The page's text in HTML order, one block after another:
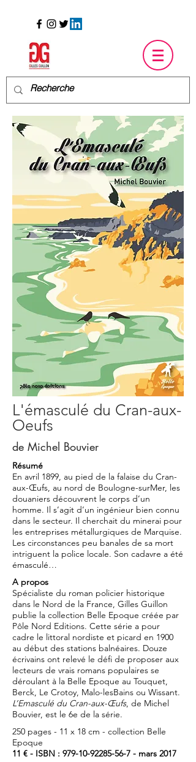
L'émasculé du Cran-aux-
Oeufs
de Michel Bouvier
Résumé
En avril 1899, au pied de la falaise du Cran-
aux-Œufs, au nord de Boulogne-surMer, les
douaniers découvrent le corps d’un
homme. Il s’agit d’un ingénieur bien connu
dans le secteur. Il cherchait du minerai pour
les entreprises métallurgiques de Marquise.
Les circonstances peu banales de sa mort
intriguent la police locale. Son cadavre a été
émasculé…
A propos
Spécialiste du roman policier historique
dans le Nord de la France, Gilles Guillon
publie la collection Belle Epoque créée par
Pôle Nord Editions. Cette série a pour
cadre le littoral nordiste et picard en 1900
au début des stations balnéaires. Douze
écrivains ont relevé le défi de proposer aux
lecteurs de vrais romans populaires se
déroulant à la Belle Epoque au Touquet,
Berck, Le Crotoy, Malo-lesBains ou Wissant.
L’Emasculé du Cran-aux-Œufs, de Michel
Bouvier, est le 6e de la série.
250 pages - 11 x 18 cm - collection Belle
Epoque
11 € - ISBN : 979-10-92285-56-7 - mars 2017